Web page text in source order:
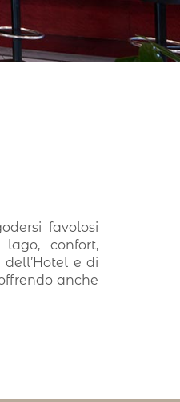
favolosi
confort,
e di
anche